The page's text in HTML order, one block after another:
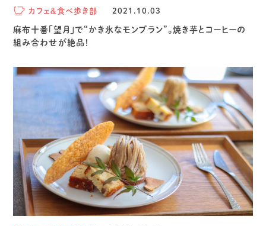
カフェ＆食べ歩き部 2021.10.03
麻布十番「望月」で“かき氷なモンブラン”。焼き芋とコーヒーの
組み合わせが絶品！